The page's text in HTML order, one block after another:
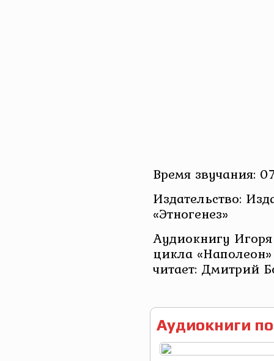
Время звучания:
Издательство:
«Этногенез»
Аудиокнигу
цикла «Наполеон»
читает: Дмитрий
Аудиокниги